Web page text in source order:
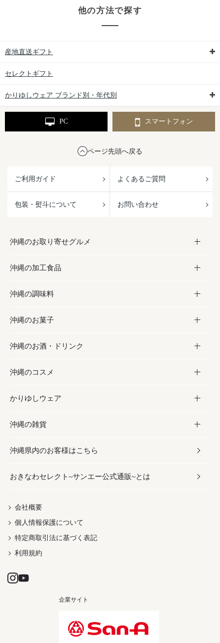
他の方法で探す
産地直送ギフト
セレクトギフト
かりゆしウェア ブランド別・年代別
PC スマートフォン
ページ先頭へ戻る
ご利用ガイド よくあるご質問
包装・熨斗について お問い合わせ
沖縄のお取り寄せグルメ
お取り寄せグルメ
フルーツ・野菜
お肉
海産物
沖縄の加工食品
加工食品
缶詰／パウチ
沖縄料理
沖縄そば／乾麺
レトルト食品
乾物／粉類
沖縄の調味料
調味料
砂糖／黒砂糖
塩
お酢／ドレッシング
しょうゆ
みそ
だし／スパイス／島唐辛子
沖縄のお菓子
お菓子
黒糖
ちんすこう
伝統菓子
スナック
おつまみ
紅芋
沖縄のお酒・ドリンク
お酒・ドリンク
泡盛
ビール・チューハイ
ワイン・ウィスキー・カクテル
ドリンク
茶葉
沖縄のコスメ
コスメ
スキンケア
ボディケア
ヘアケア
UVケア
かりゆしウェア
かりゆしウェア
メンズ
レディース
沖縄の雑貨
雑貨
沖縄ファッション
伝統工芸品
沖縄県内のお客様はこちら
おきなわセレクト~サンエー公式通販~とは
会社概要
個人情報保護について
特定商取引法に基づく表記
利用規約
企業サイト